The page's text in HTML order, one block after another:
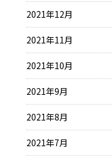
2021年12月
2021年11月
2021年10月
2021年9月
2021年8月
2021年7月